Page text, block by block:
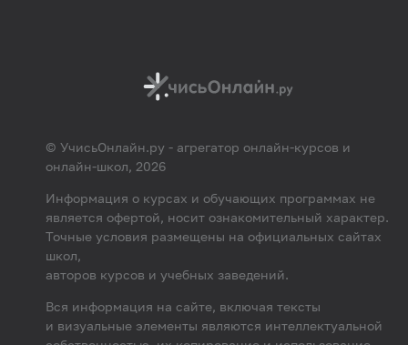
© УчисьОнлайн.ру - агрегатор онлайн-курсов и
онлайн-школ, 2026
Информация о курсах и обучающих программах не
является офертой, носит ознакомительный характер.
Точные условия размещены на официальных сайтах
школ,
авторов курсов и учебных заведений.
Вся информация на сайте, включая тексты
и визуальные элементы являются интеллектуальной